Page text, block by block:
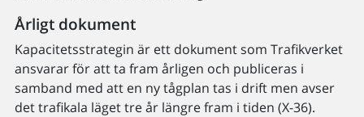
Årligt dokument
Kapacitetsstrategin är ett dokument som Trafikverket
ansvarar för att ta fram årligen och publiceras i
samband med att en ny tågplan tas i drift men avser
det trafikala läget tre år längre fram i tiden (X-36).